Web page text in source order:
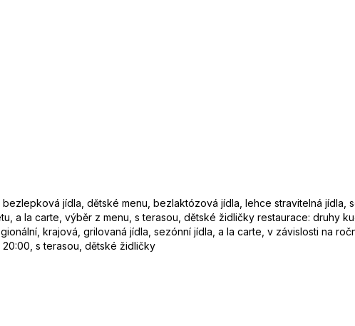
jídla, dětské menu, bezlaktózová jídla, lehce stravitelná jídla,
a la carte, výběr z menu, s terasou, dětské židličky restaurace: druhy
krajová, grilovaná jídla, sezónní jídla, a la carte, v závislosti na
20:00, s terasou, dětské židličky